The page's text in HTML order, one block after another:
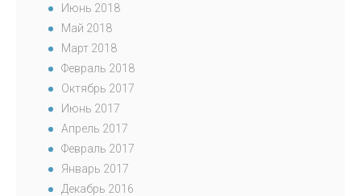
Июнь 2018
Май 2018
Март 2018
Февраль 2018
Октябрь 2017
Июнь 2017
Апрель 2017
Февраль 2017
Январь 2017
Декабрь 2016